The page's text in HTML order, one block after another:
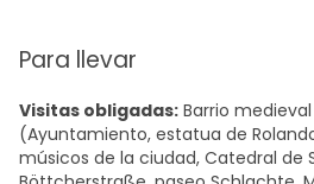
Para llevar
Visitas obligadas: Barrio
(Ayuntamiento, estatua de
músicos de la ciudad, Catedral de